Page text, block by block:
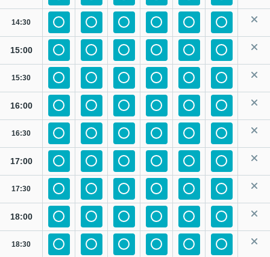
14:30
15:00
15:30
16:00
16:30
17:00
17:30
18:00
18:30